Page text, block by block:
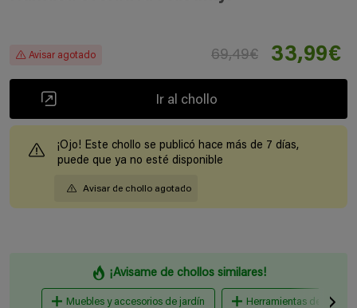
Avisar agotado 69,49€ 33,99€
Ir al chollo
¡Ojo! Este chollo se publicó hace más de 7 días,
puede que ya no esté disponible
Avisar de chollo agotado
¡Avisame de chollos similares!
Muebles y accesorios de jardín Herramientas de mano